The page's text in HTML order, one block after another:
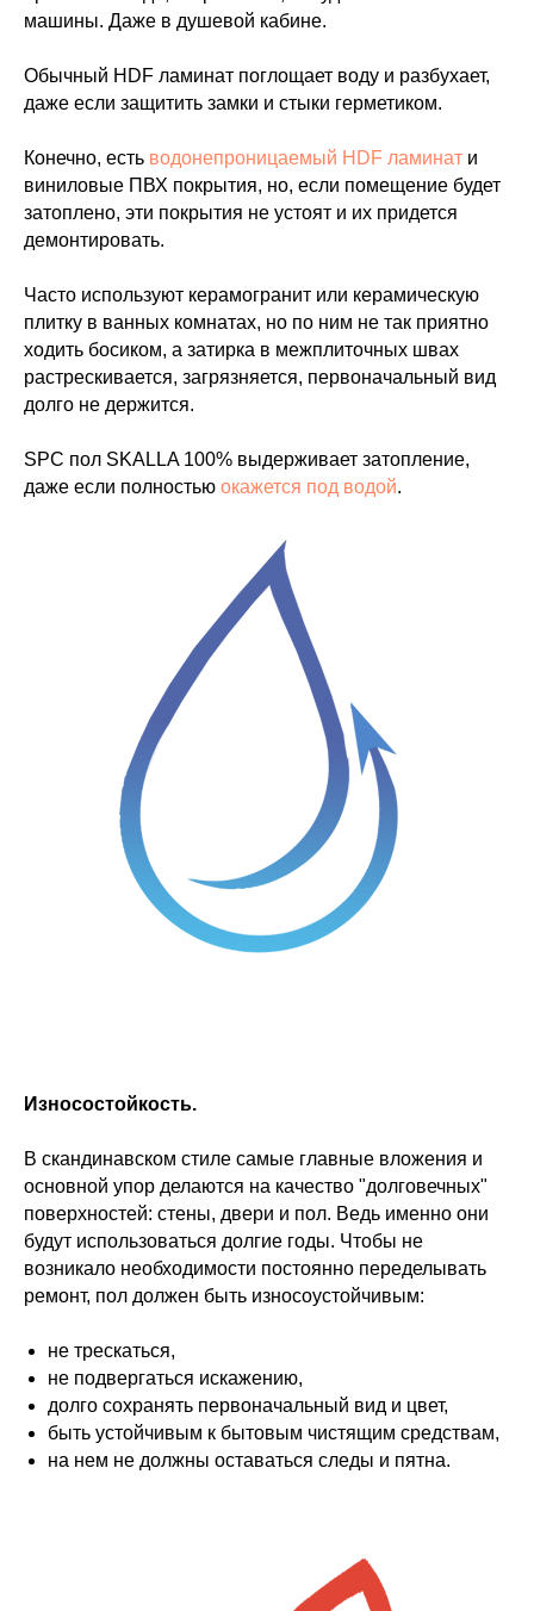
машины. Даже в душевой кабине.
Обычный HDF ламинат поглощает воду и разбухает,
даже если защитить замки и стыки герметиком.
Конечно, есть водонепроницаемый HDF ламинат и
виниловые ПВХ покрытия, но, если помещение будет
затоплено, эти покрытия не устоят и их придется
демонтировать.
Часто используют керамогранит или керамическую
плитку в ванных комнатах, но по ним не так приятно
ходить босиком, а затирка в межплиточных швах
растрескивается, загрязняется, первоначальный вид
долго не держится.
SPC пол SKALLA 100% выдерживает затопление,
даже если полностью окажется под водой.
Износостойкость.
В скандинавском стиле самые главные вложения и
основной упор делаются на качество "долговечных"
поверхностей: стены, двери и пол. Ведь именно они
будут использоваться долгие годы. Чтобы не
возникало необходимости постоянно переделывать
ремонт, пол должен быть износоустойчивым:
не трескаться,
не подвергаться искажению,
долго сохранять первоначальный вид и цвет,
быть устойчивым к бытовым чистящим средствам,
на нем не должны оставаться следы и пятна.